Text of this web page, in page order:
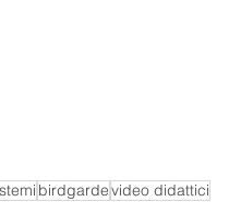
birdgardevideo didattici